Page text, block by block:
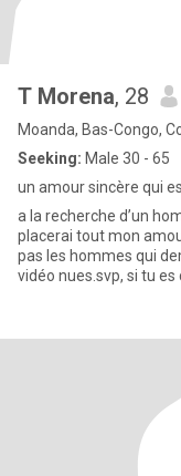
T Morena, 28
Moanda, Bas-Congo,
Seeking: Male 30 - 65
un amour sincère qui
a la recherche d’un
placerai tout mon
pas les hommes qui
vidéo nues.svp, si tu